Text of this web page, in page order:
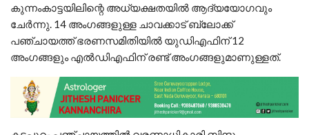
കുന്നംകാട്ടയിലിന്റെ അധ്യക്ഷതയില്‍ ആദ്യയോഗവും
ചേര്‍ന്നു. 14 അംഗങ്ങളുള്ള ചാവക്കാട് ബ്ലോക്ക്
പഞ്ചായത്ത് ഭരണസമിതിയില്‍ യുഡിഎഫിന് 12
അംഗങ്ങളും എല്‍ഡിഎഫിന് രണ്ട് അംഗങ്ങളുമാണുള്ളത്.